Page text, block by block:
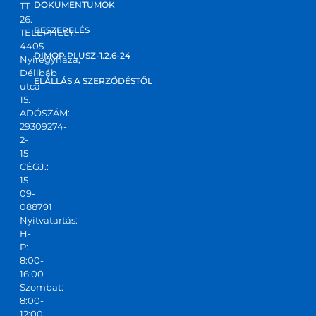
TT
26.
TELEPHELY:
4405
Nyíregyháza,
Délibáb
utca
15.
ADÓSZÁM:
29309274-
2-
15
CÉGJ.:
15-
09-
088791
Nyitvatartás:
H-
P:
8:00-
16:00
Szombat:
8:00-
12:00
DOKUMENTUMOK
BESZERELÉS
DIMOP PLUSZ-1.2.6-24
ELÁLLÁS A SZERZŐDÉSTŐL